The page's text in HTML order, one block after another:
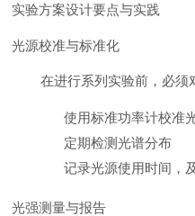
实验方案设计要点与实践
光源校准与标准化
在进行系列实验前，必须
使用标准功率计校准
定期检测光谱分布
记录光源使用时间，
光强测量与报告